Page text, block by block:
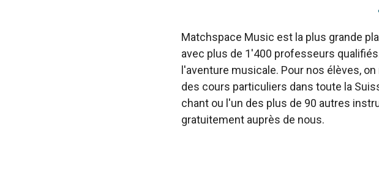
Matchspace Music est la plus grande
avec plus de 1'400 professeurs
l'aventure musicale. Pour nos élèves,
des cours particuliers dans toute la
chant ou l'un des plus de 90 autres
gratuitement auprès de nous.